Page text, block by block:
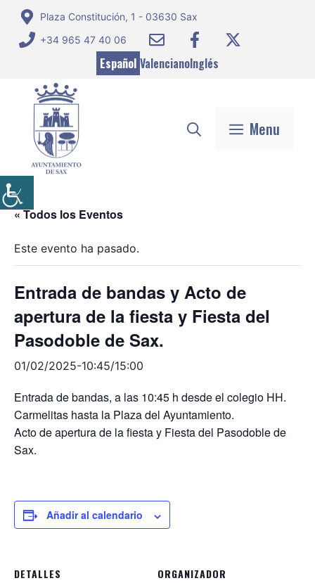
Saltar
contenido
Plaza Constitución, 1 - 03630 Sax
+34 965 47 40 06
Español ValencianoInglés
Menu
« Todos los Eventos
Este evento ha pasado.
Entrada de bandas y Acto de
apertura de la fiesta y Fiesta del
Pasodoble de Sax.
01/02/2025-10:45/15:00
Entrada de bandas, a las 10:45 h desde el colegio HH.
Carmelitas hasta la Plaza del Ayuntamiento.
Acto de apertura de la fiesta y Fiesta del Pasodoble de
Sax.
Añadir al calendario
DETALLES ORGANIZADOR